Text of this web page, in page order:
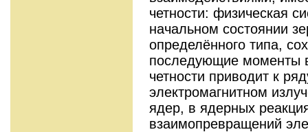
четности: физическая
начальном состоянии
определённого типа,
последующие моменты
четности приводит к
электромагнитном
ядер, в ядерных
взаимопревращений